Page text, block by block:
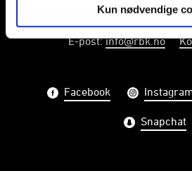
Kun nødvendige
E-post:info@rbk.no
Facebook
Snapchat